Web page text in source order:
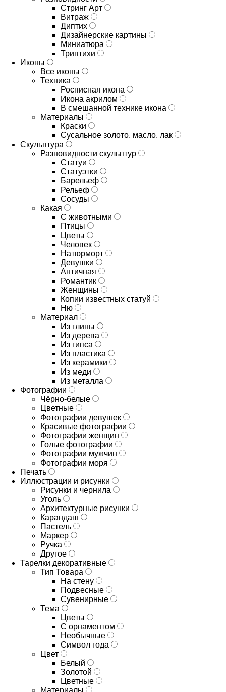
Стринг Арт
Витраж
Диптих
Дизайнерские картины
Миниатюра
Триптихи
Иконы
Все иконы
Техника
Росписная икона
Икона акрилом
В смешанной технике икона
Материалы
Краски
Сусальное золото, масло, лак
Скульптура
Разновидности скульптур
Статуи
Статуэтки
Барельеф
Рельеф
Сосуды
Какая
С животными
Птицы
Цветы
Человек
Натюрморт
Девушки
Античная
Романтик
Женщины
Копии известных статуй
Ню
Материал
Из глины
Из дерева
Из гипса
Из пластика
Из керамики
Из меди
Из металла
Фотографии
Чёрно-белые
Цветные
Фотографии девушек
Красивые фотографии
Фотографии женщин
Голые фотографии
Фотографии мужчин
Фотографии моря
Печать
Иллюстрации и рисунки
Рисунки и чернила
Уголь
Архитектурные рисунки
Карандаш
Пастель
Маркер
Ручка
Другое
Тарелки декоративные
Тип Товара
На стену
Подвесные
Сувенирные
Тема
Цветы
С орнаментом
Необычные
Символ года
Цвет
Белый
Золотой
Цветные
Материалы